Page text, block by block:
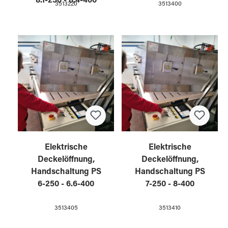
3513220 3513400
Elektrische
Deckelöffnung,
Handschaltung PS
6-250 - 6.6-400
3513405
Elektrische
Deckelöffnung,
Handschaltung PS
7-250 - 8-400
3513410